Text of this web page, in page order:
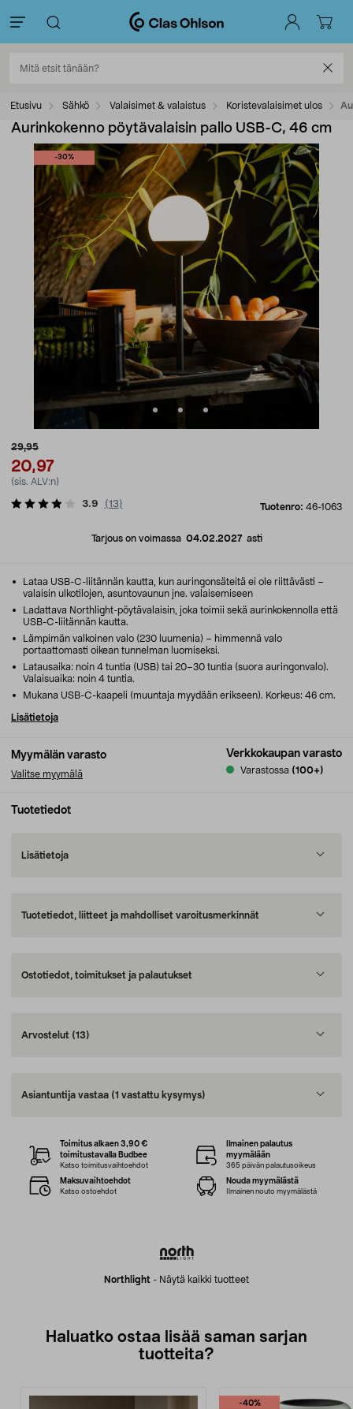
Etusivu Sähkö Valaisimet & valaistus Koristevalaisimet ulos
Aurinkokenno pöytävalaisin pallo USB-C, 46 cm
-30%
29,95
20,97
(sis. ALV:n)
Tuotenro: 46-1063
3.9 (13)
Tarjous on voimassa 04.02.2027asti
Myymälän varasto
Valitse myymälä
Verkkokaupan varasto
Varastossa (100+)
Lataa USB-C-liitännän kautta, kun auringonsäteitä ei ole riittävästi –
valaisin ulkotilojen, asuntovaunun jne. valaisemiseen
Ladattava Northlight-pöytävalaisin, joka toimii sekä aurinkokennolla että
USB-C-liitännän kautta.
Lämpimän valkoinen valo (230 luumenia) – himmennä valo
portaattomasti oikean tunnelman luomiseksi.
Latausaika: noin 4 tuntia (USB) tai 20–30 tuntia (suora auringonvalo).
Valaisuaika: noin 4 tuntia.
Mukana USB-C-kaapeli (muuntaja myydään erikseen). Korkeus: 46 cm.
Lisätietoja
Tuotetiedot
Lisätietoja
Tuotetiedot, liitteet ja mahdolliset varoitusmerkinnät
Ostotiedot, toimitukset ja palautukset
Arvostelut (13)
Asiantuntija vastaa (1 vastattu kysymys)
Northlight - Näytä kaikki tuotteet
Toimitus alkaen 3,90 €
toimitustavalla Budbee
Katso toimitusvaihtoehdot
Ilmainen palautus
myymälään
365 päivän palautusoikeus
Maksuvaihtoehdot
Katso ostoehdot
Nouda myymälästä
Ilmainen nouto myymälästä
Haluatko ostaa lisää saman sarjan
tuotteita?
-40%